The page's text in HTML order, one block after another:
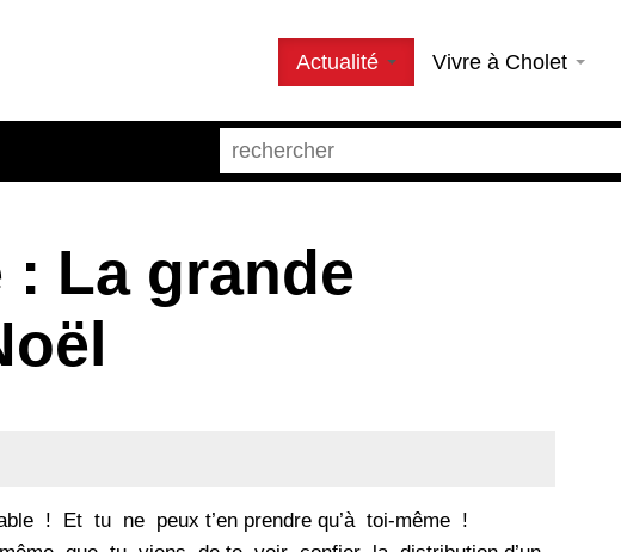
Actualité Vivre à Cholet
: La grande
! Et tu ne peux t’en prendre qu’à toi-même !